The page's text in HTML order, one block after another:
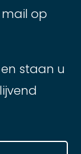
op
staan u